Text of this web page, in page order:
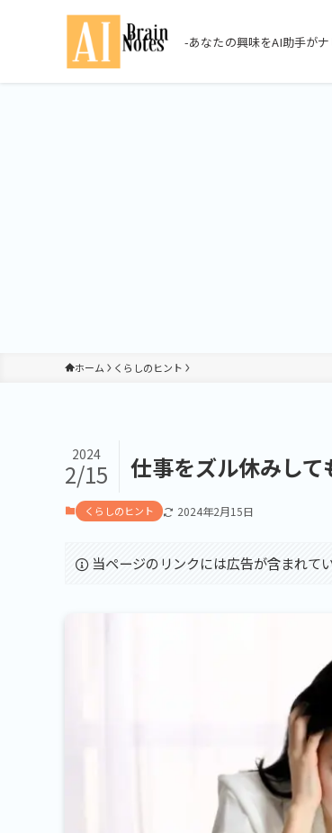
-あなたの興味をAI助手が
ホーム くらしのヒント
仕事をズル休みし
2024
2/15
くらしのヒント 2024年2月15日
当ページのリンクには広告が含まれてい